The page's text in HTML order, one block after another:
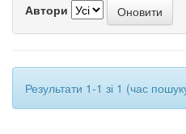
Автори
Результати 1-1 зі 1 (час